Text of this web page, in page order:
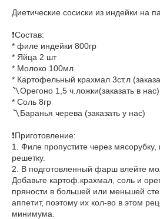
Диетические сосиски из индейки на
❗️Состав:
* филе индейки 800гр
* Яйца 2 шт
* Молоко 100мл
* Картофельный крахмал 3ст.л
〽️Орегоно 1,5 ч.ложки(заказать в нас)
* Соль 8гр
〽️Баранья черева (заказать у нас)
❗️Приготовление:
1. Филе пропустите через
решетку.
2. В подготовленный фарш влейте
Добавьте картоф.крахмал, соль и
пряности в большей или меньшей
аппетит, поэтому их кол-во в этом
минимума.